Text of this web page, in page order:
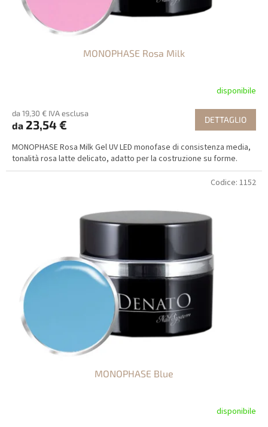
MONOPHASE Rosa Milk
disponibile
da 19,30 € IVA esclusa
da 23,54 € DETTAGLIO
MONOPHASE Rosa Milk Gel UV LED monofase di consistenza media,
tonalità rosa latte delicato, adatto per la costruzione su forme.
MONOPHASE Blue
disponibile
Codice: 1152